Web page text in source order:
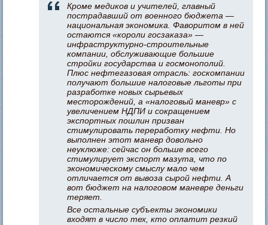
Кроме медиков и учителей, главный
пострадавший от военного бюджета —
национальная экономика. Фаворитом в ней
остаются «короли госзаказа» —
инфраструктурно-строительные
компании, обслуживающие большие
стройки государства и госмонополий.
Плюс нефтегазовая отрасль: госкомпании
получают большие налоговые льготы при
разработке новых сырьевых
месторождений, а «налоговый маневр» с
увеличением НДПИ и сокращением
экспортных пошлин призван
стимулировать переработку нефти. Но
выполнен этот маневр довольно
неуклюже: сейчас он больше всего
стимулирует экспорт мазута, что по
экономическому смыслу мало чем
отличается от вывоза сырой нефти. А
вот бюджет на налоговом маневре деньги
теряет.
Все остальные субъекты экономики
входят в число тех, кто оплатит резкий